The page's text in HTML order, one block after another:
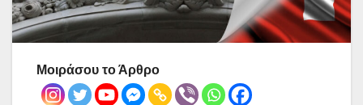
Μοιράσου το Άρθρο